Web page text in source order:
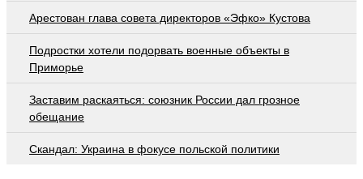
Арестован глава совета директоров «Эфко» Кустова
Подростки хотели подорвать военные объекты в
Приморье
Заставим раскаяться: союзник России дал грозное
обещание
Скандал: Украина в фокусе польской политики